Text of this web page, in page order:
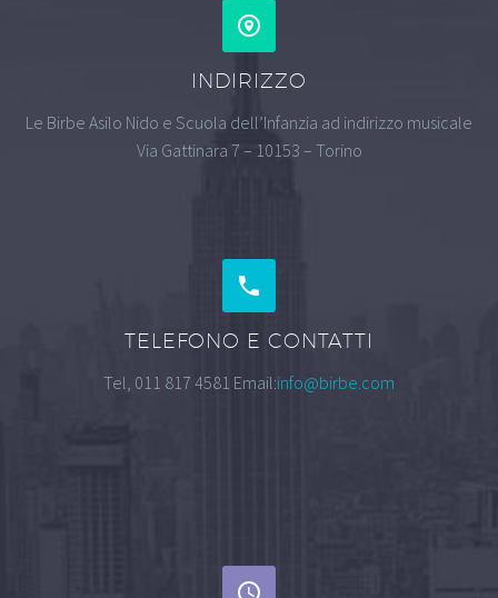
INDIRIZZO
Le Birbe Asilo Nido e Scuola dell’Infanzia ad indirizzo musicale
Via Gattinara 7 – 10153 – Torino
TELEFONO E CONTATTI
Tel, 011 817 4581 Email:info@birbe.com